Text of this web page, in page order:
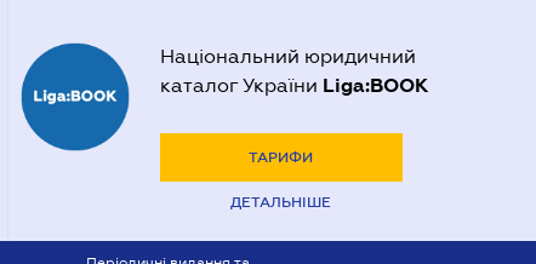
Національний юридичний
каталог України Liga:BOOK
ТАРИФИ
ДЕТАЛЬНІШЕ